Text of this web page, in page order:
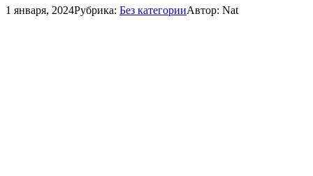
1 января, 2024Рубрика: Без категорииАвтор: Nat